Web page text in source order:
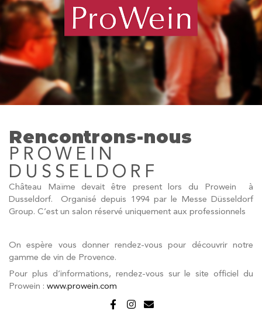
Rencontrons-nous
PROWEIN
DUSSELDORF
Château Maïme devait être present lors du Prowein à
Dusseldorf. Organisé depuis 1994 par le Messe Düsseldorf
Group. C’est un salon réservé uniquement aux professionnels
On espère vous donner rendez-vous pour découvrir notre
gamme de vin de Provence.
Pour plus d’informations, rendez-vous sur le site officiel du
Prowein : www.prowein.com